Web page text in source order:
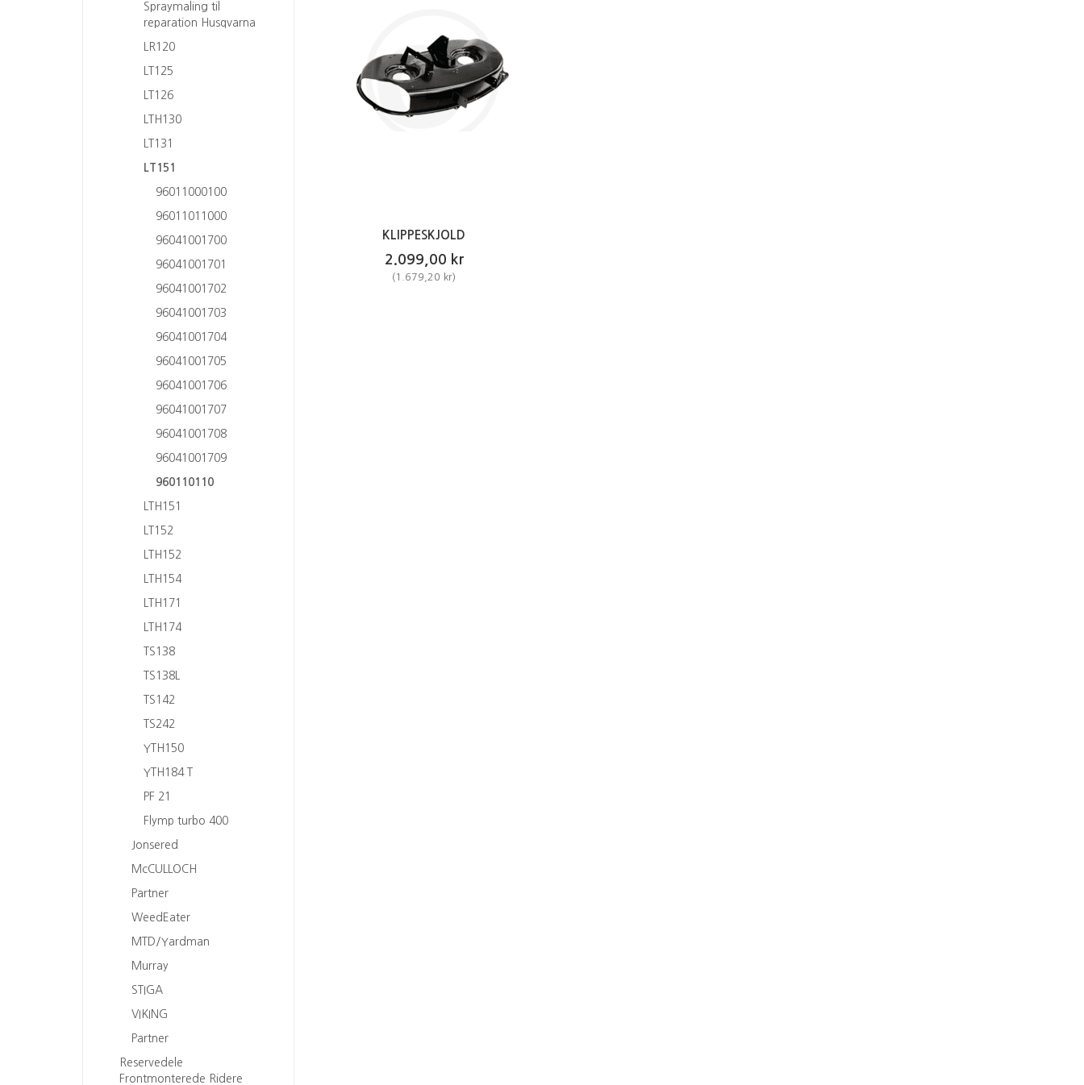
Spraymaling til
reparation Husqvarna
LR120
LT125
LT126
LTH130
LT131
LT151
96011000100
96011011000
96041001700
96041001701
96041001702
96041001703
96041001704
96041001705
96041001706
96041001707
96041001708
96041001709
960110110
LTH151
LT152
LTH152
LTH154
LTH171
LTH174
TS138
TS138L
TS142
TS242
YTH150
YTH184 T
PF 21
Flymp turbo 400
Jonsered
McCULLOCH
Partner
WeedEater
MTD/Yardman
Murray
STIGA
VIKING
Partner
Reservedele
Frontmonterede Ridere
KLIPPESKJOLD
2.099,00 kr
(1.679,20 kr)